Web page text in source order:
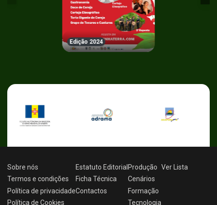
Edição 2024
Sobre nós
Termos e condições
Política de privacidade
Política de Cookies
Estatuto Editorial
Ficha Técnica
Contactos
Produção
Cenários
Formação
Tecnologia
Ver Lista